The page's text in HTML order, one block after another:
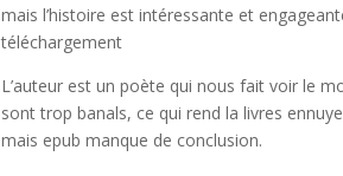
mais l’histoire est intéressante et
téléchargement
L’auteur est un poète qui nous fait voir le
sont trop banals, ce qui rend la livres
mais epub manque de conclusion.